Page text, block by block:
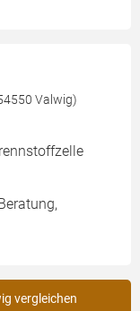
Valwig)
vergleichen